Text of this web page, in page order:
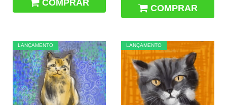
COMPRAR
COMPRAR
LANÇAMENTO LANÇAMENTO